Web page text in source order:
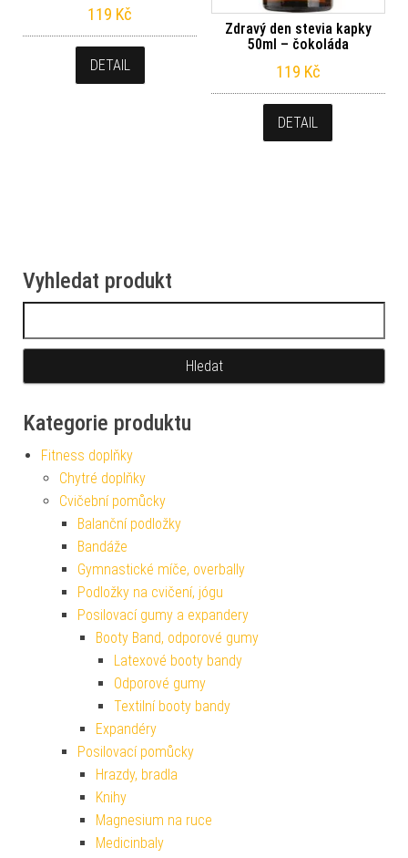
119 Kč
DETAIL
Zdravý den stevia kapky
50ml – čokoláda
119 Kč
DETAIL
Vyhledat produkt
Kategorie produktu
Fitness doplňky
Chytré doplňky
Cvičební pomůcky
Balanční podložky
Bandáže
Gymnastické míče, overbally
Podložky na cvičení, jógu
Posilovací gumy a expandery
Booty Band, odporové gumy
Latexové booty bandy
Odporové gumy
Textilní booty bandy
Expandéry
Posilovací pomůcky
Hrazdy, bradla
Knihy
Magnesium na ruce
Medicinbaly